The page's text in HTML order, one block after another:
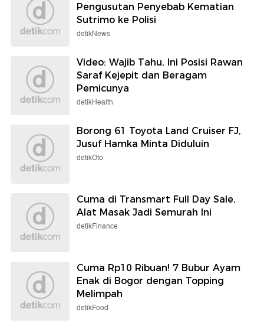
Pengusutan Penyebab Kematian
Sutrimo ke Polisi
detikNews
Video: Wajib Tahu, Ini Posisi Rawan
Saraf Kejepit dan Beragam
Pemicunya
detikHealth
Borong 61 Toyota Land Cruiser FJ,
Jusuf Hamka Minta Diduluin
detikOto
Cuma di Transmart Full Day Sale,
Alat Masak Jadi Semurah Ini
detikFinance
Cuma Rp10 Ribuan! 7 Bubur Ayam
Enak di Bogor dengan Topping
Melimpah
detikFood